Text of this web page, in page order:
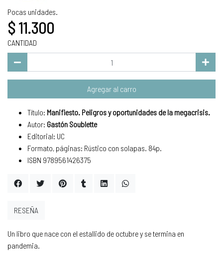
Pocas unidades.
$ 11.300
CANTIDAD
Agregar al carro
Título: Manifiesto. Peligros y oportunidades de la megacrisis.
Autor: Gastón Soublette
Editorial: UC
Formato, páginas: Rústico con solapas. 84p.
ISBN 9789561426375
Un libro que nace con el estallido de octubre y se termina en
pandemia.
RESEÑA